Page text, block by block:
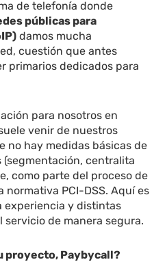
de telefonía donde
públicas para
damos mucha
cuestión que antes
primarios dedicados para
para nosotros en
venir de nuestros
no hay medidas básicas de
centralita
como parte del proceso de
PCI-DSS. Aquí es
experiencia y distintas
de manera segura.
proyecto, Paybycall?